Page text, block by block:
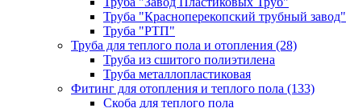
Труба "Красноперекопский трубный завод"
Труба "РТП"
Труба для теплого пола и отопления (28)
Труба из сшитого полиэтилена
Труба металлопластиковая
Фитинг для отопления и теплого пола (133)
Скоба для теплого пола